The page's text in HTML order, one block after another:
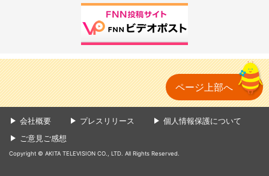
ページ上部へ
会社概要 プレスリリース
個人情報保護について
ご意見ご感想
Copyright © AKITA TELEVISION CO., LTD. All Rights Reserved.